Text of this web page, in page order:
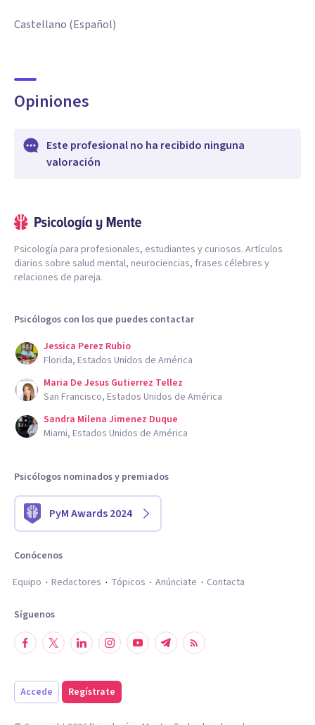
Castellano (Español)
Opiniones
Este profesional no ha recibido ninguna
valoración
Psicología para profesionales, estudiantes y curiosos. Artículos
diarios sobre salud mental, neurociencias, frases célebres y
relaciones de pareja.
Psicólogos con los que puedes contactar
Jessica Perez Rubio
Florida, Estados Unidos de América
Maria De Jesus Gutierrez Tellez
San Francisco, Estados Unidos de América
Sandra Milena Jimenez Duque
Miami, Estados Unidos de América
Psicólogos nominados y premiados
PyM Awards 2024
Conócenos
Equipo
Redactores Tópicos Anúnciate Contacta
Síguenos
Accede Regístrate